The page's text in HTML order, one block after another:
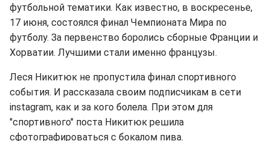
футбольной тематики. Как известно, в воскресенье,
17 июня, состоялся финал Чемпионата Мира по
футболу. За первенство боролись сборные Франции и
Хорватии. Лучшими стали именно французы.
Леся Никитюк не пропустила финал спортивного
события. И рассказала своим подписчикам в сети
instagram, как и за кого болела. При этом для
"спортивного" поста Никитюк решила
сфотографироваться с бокалом пива.